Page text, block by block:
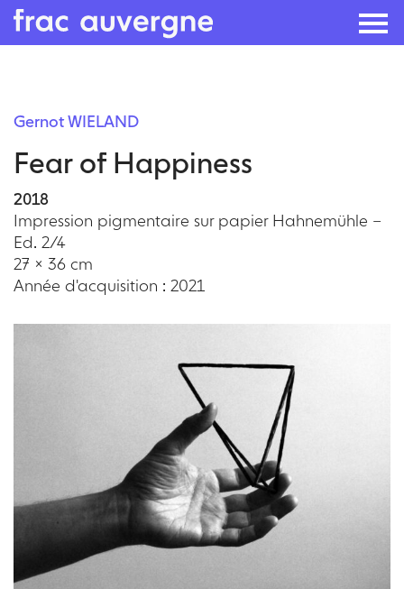
content
Gernot WIELAND
Fear of Happiness
2018
Impression pigmentaire sur papier Hahnemühle –
Ed. 2/4
27 × 36 cm
Année d'acquisition : 2021